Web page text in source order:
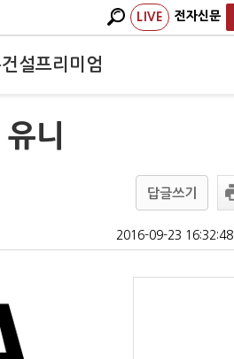
LIVE 전자신문
건설프리미엄
니
답글쓰기
2016-09-23 16:32:48